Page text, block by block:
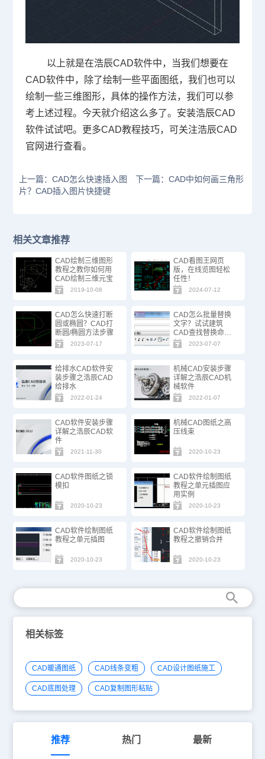
以上就是在浩辰CAD软件中，当我们想要在
CAD软件中，除了绘制一些平面图纸，我们也可以
绘制一些三维图形，具体的操作方法，我们可以参
考上述过程。今天就介绍这么多了。安装浩辰CAD
软件试试吧。更多CAD教程技巧，可关注浩辰CAD
官网进行查看。
上一篇：CAD怎么快速插入图
片？CAD插入图片快捷键
下一篇：CAD中如何画三角形
相关文章推荐
CAD绘制三维图形
教程之教你如何用
CAD绘制三维元宝
2019-10-08
CAD看图王网页
版，在线览图轻松
任性！
2024-07-12
CAD怎么快速打断
圆或椭圆？CAD打
断圆/椭圆方法步骤
2023-07-17
CAD怎么批量替换
文字？试试建筑
CAD查找替换命
令！
2023-07-07
给排水CAD软件安
装步骤之浩辰CAD
给排水
2022-01-24
机械CAD安装步骤
详解之浩辰CAD机
械软件
2022-01-07
CAD软件安装步骤
详解之浩辰CAD软
件
2021-11-30
机械CAD图纸之高
压线束
2020-10-23
CAD软件图纸之锁
模扣
2020-10-23
CAD软件绘制图纸
教程之单元插图应
用实例
2020-10-23
CAD软件绘制图纸
教程之单元插图
2020-10-23
CAD软件绘制图纸
教程之撤销合并
2020-10-23
相关标签
CAD暖通图纸 CAD线条变粗 CAD设计图纸施工
CAD底图处理 CAD复制图形粘贴
推荐 热门 最新